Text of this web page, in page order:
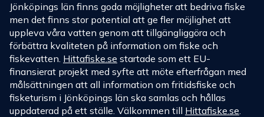
Jönköpings län finns goda möjligheter att bedriva fiske
men det finns stor potential att ge fler möjlighet att
uppleva våra vatten genom att tillgängliggöra och
förbättra kvaliteten på information om fiske och
fiskevatten. Hittafiske.se startade som ett EU-
finansierat projekt med syfte att möte efterfrågan med
målsättningen att all information om fritidsfiske och
fisketurism i Jönköpings län ska samlas och hållas
uppdaterad på ett ställe. Välkommen till Hittafiske.se